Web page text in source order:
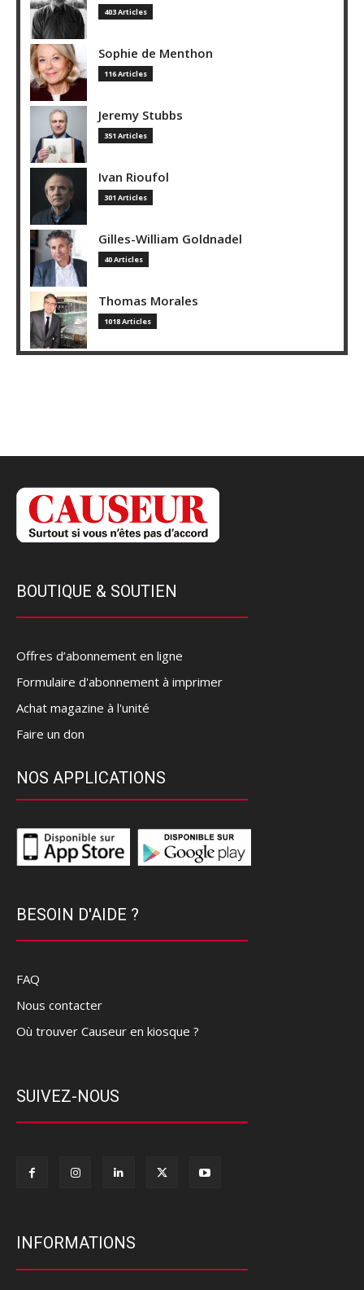
403 Articles
Sophie de Menthon
116 Articles
Jeremy Stubbs
351 Articles
Ivan Rioufol
301 Articles
Gilles-William Goldnadel
40 Articles
Thomas Morales
1018 Articles
BOUTIQUE & SOUTIEN
Offres d’abonnement en ligne
Formulaire d'abonnement à imprimer
Achat magazine à l'unité
Faire un don
NOS APPLICATIONS
BESOIN D'AIDE ?
FAQ
Nous contacter
Où trouver Causeur en kiosque ?
SUIVEZ-NOUS
INFORMATIONS